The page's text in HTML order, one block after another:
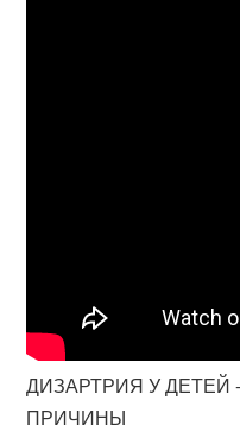
ДИЗАРТРИЯ У ДЕТЕЙ
ПРИЧИНЫ